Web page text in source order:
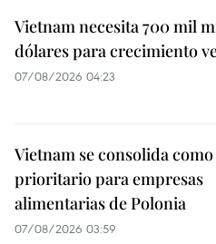
Vietnam necesita 700 mil
dólares para crecimiento
07/08/2026 04:23
Vietnam se consolida
prioritario para empresas
alimentarias de Polonia
07/08/2026 03:59